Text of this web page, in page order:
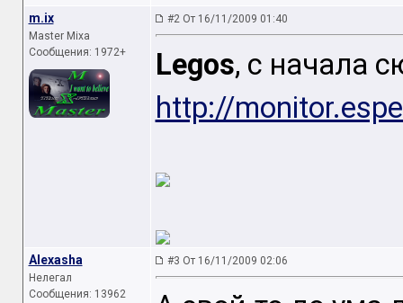
m.ix
Master Mixa
Сообщения: 1972+
#2 От 16/11/2009 01:40
Legos, с начала
http://
Alexasha
Нелегал
Сообщения: 13962
#3 От 16/11/2009 02:06